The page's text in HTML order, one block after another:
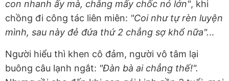
con nhanh ấy mà, chẳng mấy chốc nó lớn", khi
chồng đi công tác liên miên: "Coi như tự rèn luyện
mình, sau này đẻ đứa thứ 2 chẳng sợ khổ nữa"...
Người hiểu thì khen cô đảm, người vô tâm lại
buông câu lạnh ngắt: "Đàn bà ai chẳng thế!".